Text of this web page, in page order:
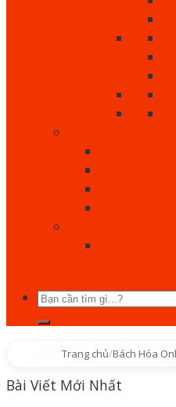
Tìm
Trang chủ/Bách Hóa
Bài Viết Mới Nhất